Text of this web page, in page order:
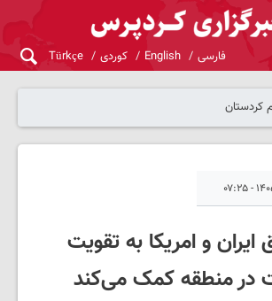
فارسی English کوردی Türkçe
کردستان
ایران و امریکا به تقویت
در منطقه کمک می‌کند